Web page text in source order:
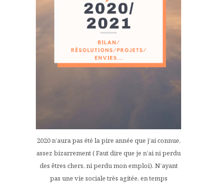
2020 n’aura pas été la pire année que j’ai connue,
assez bizarrement ( Faut dire que je n’ai ni perdu
des êtres chers, ni perdu mon emploi). N’ayant
pas une vie sociale très agitée, en temps